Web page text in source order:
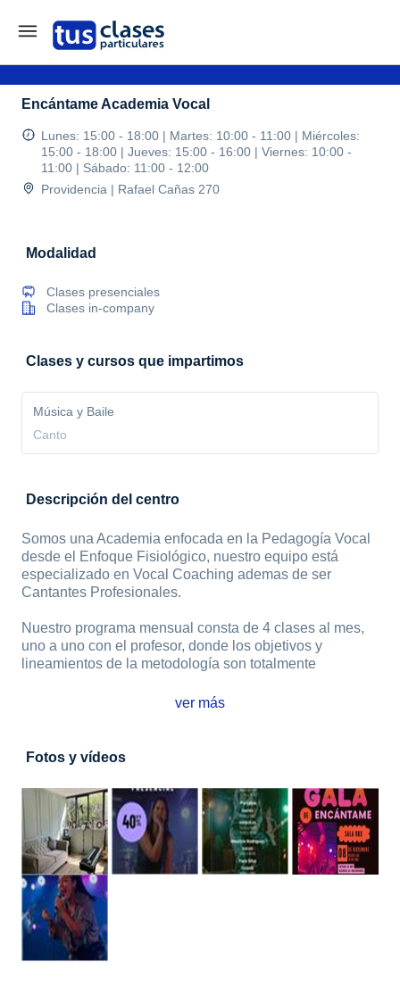
Encántame Academia Vocal
Lunes: 15:00 - 18:00 | Martes: 10:00 - 11:00 | Miércoles:
15:00 - 18:00 | Jueves: 15:00 - 16:00 | Viernes: 10:00 -
11:00 | Sábado: 11:00 - 12:00
Providencia | Rafael Cañas 270
Modalidad
Clases presenciales
Clases in-company
Clases y cursos que impartimos
Música y Baile
Canto
Descripción del centro
Somos una Academia enfocada en la Pedagogía Vocal
desde el Enfoque Fisiológico, nuestro equipo está
especializado en Vocal Coaching ademas de ser
Cantantes Profesionales.
Nuestro programa mensual consta de 4 clases al mes,
uno a uno con el profesor, donde los objetivos y
lineamientos de la metodología son totalmente
ver más
Fotos y vídeos